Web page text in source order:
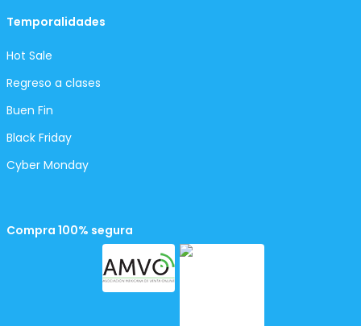
Temporalidades
Hot Sale
Regreso a clases
Buen Fin
Black Friday
Cyber Monday
Compra 100% segura